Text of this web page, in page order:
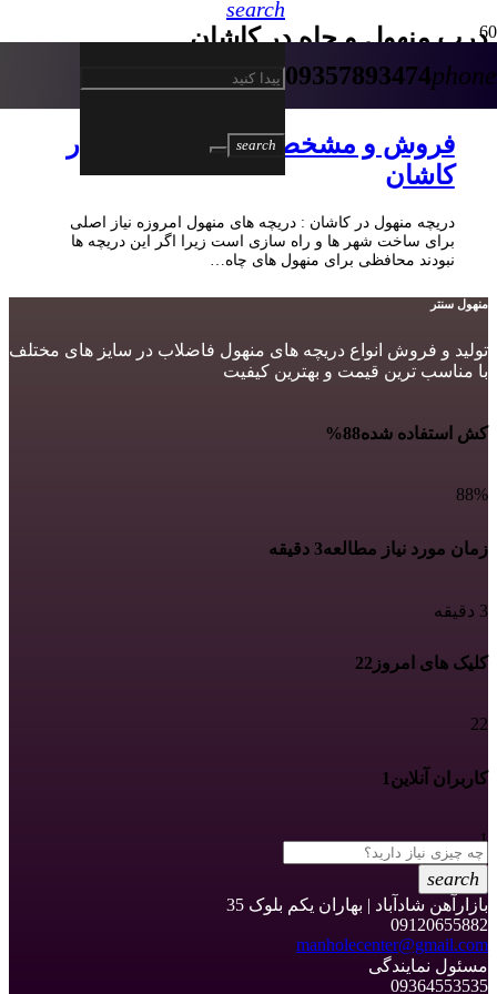
09357893474phone
search
search
درب منهول و چاه در کاشان
فروش و مشخصات دریچه منهول در
کاشان
دریچه منهول در کاشان : دریچه های منهول امروزه نیاز اصلی
برای ساخت شهر ها و راه سازی است زیرا اگر این دریچه ها
نبودند محافظی برای منهول های چاه…
منهول سنتر
تولید و فروش انواع دریچه های منهول فاضلاب در سایز های مختلف
با مناسب ترین قیمت و بهترین کیفیت
کش استفاده شده88%
88%
زمان مورد نیاز مطالعه3 دقیقه
3 دقیقه
کلیک های امروز 22
22
کاربران آنلاین 1
1
search
بازارآهن شادآباد | بهاران یکم بلوک 35
09120655882
manholecenter@gmail.com
مسئول نمایندگی
09364553535